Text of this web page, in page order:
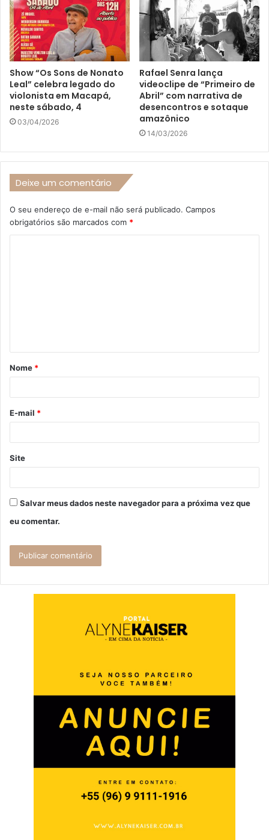
Show “Os Sons de Nonato
Leal” celebra legado do
violonista em Macapá,
neste sábado, 4
03/04/2026
Rafael Senra lança
videoclipe de “Primeiro de
Abril” com narrativa de
desencontros e sotaque
amazônico
14/03/2026
Deixe um comentário
O seu endereço de e-mail não será publicado. Campos
obrigatórios são marcados com *
á
r
*
Nome *
E-mail *
Site
Salvar meus dados neste navegador para a próxima vez que
eu comentar.